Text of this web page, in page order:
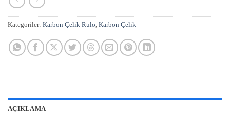
Kategoriler: Karbon Çelik Rulo, Karbon Çelik
AÇIKLAMA